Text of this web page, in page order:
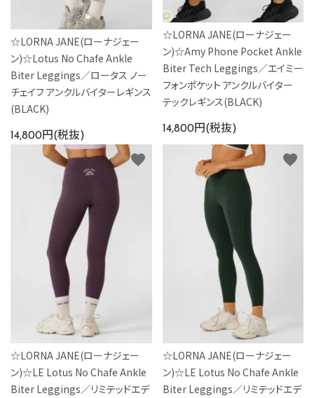
☆LORNA JANE(ローナジェー
ン)☆Lotus No Chafe Ankle
Biter Leggings／ロータス ノー
チェイフ アンクルバイターレギンス
(BLACK)
14,800円(税抜)
☆LORNA JANE(ローナジェー
ン)☆Amy Phone Pocket Ankle
Biter Tech Leggings／エイミー
フォンポケット アンクルバイター
テックレギンス(BLACK)
14,800円(税抜)
☆LORNA JANE(ローナジェー
ン)☆LE Lotus No Chafe Ankle
Biter Leggings／リミテッドエデ
favorite
☆LORNA JANE(ローナジェー
ン)☆LE Lotus No Chafe Ankle
Biter Leggings／リミテッドエデ
favorite